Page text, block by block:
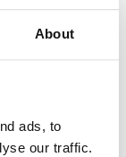
About
ads, to
our traffic.